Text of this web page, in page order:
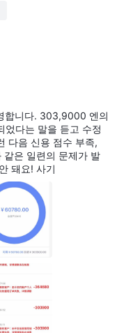
화에서 0.30%에서
수료의 조합으로 구성
총 비용이 발생합니
직접 투자하는 것과 동
격이 적용됩니다.
맞춰 조정된 요율을
합니다. 303,9000 엔의
었다는 말을 듣고 수정
다음 신용 점수 부족,
같은 일련의 문제가 발
돼요! 사기